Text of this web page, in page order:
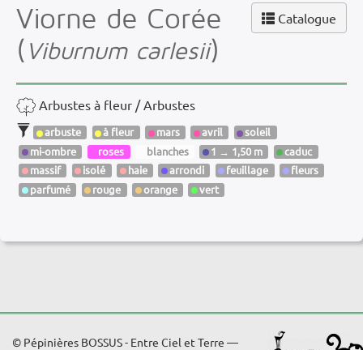
Catalogue
Viorne de Corée
( Viburnum carlesii)
Arbustes à fleur / Arbustes
arbuste à fleur mars avril
soleil
mi-ombre
roses blanches 1 → 1,50 m
caduc
massif
isolé haie arrondi feuillage
fleurs
parfumé
rouge orange vert
© Pépinières BOSSUS - Entre Ciel et Terre —